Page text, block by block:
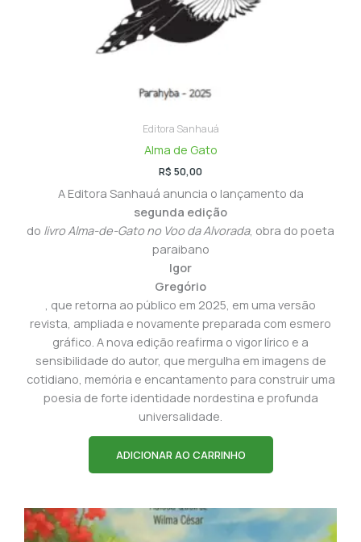
Editora Sanhauá
Alma de Gato
R$ 50,00
A Editora Sanhauá anuncia o lançamento da
segunda edição
do livro Alma-de-Gato no Voo da Alvorada, obra do poeta
paraibano
Igor
Gregório
, que retorna ao público em 2025, em uma versão
revista, ampliada e novamente preparada com esmero
gráfico. A nova edição reafirma o vigor lírico e a
sensibilidade do autor, que mergulha em imagens de
cotidiano, memória e encantamento para construir uma
poesia de forte identidade nordestina e profunda
universalidade.
ADICIONAR AO CARRINHO